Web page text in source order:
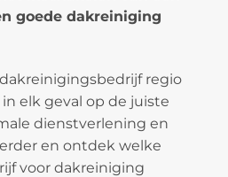
goede dakreiniging
regio
elk geval op de juiste
dienstverlening en
en ontdek welke
voor dakreiniging